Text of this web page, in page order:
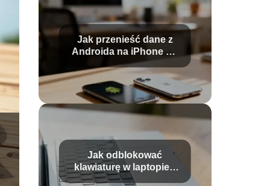
Jak przenieść dane z
Androida na iPhone po
konfiguracji?
Jak odblokować
klawiaturę w laptopie?
Sprawdzone sposoby